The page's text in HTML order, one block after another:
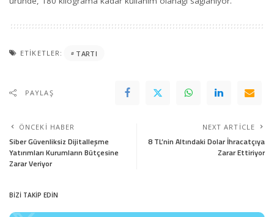
ETIKETLER: TARTI
PAYLAŞ
ÖNCEKI HABER
Siber Güvenliksiz Dijitalleşme
Yatırımları Kurumların Bütçesine
Zarar Veriyor
NEXT ARTICLE
8 TL’nin Altındaki Dolar İhracatçıya
Zarar Ettiriyor
BİZİ TAKİP EDİN